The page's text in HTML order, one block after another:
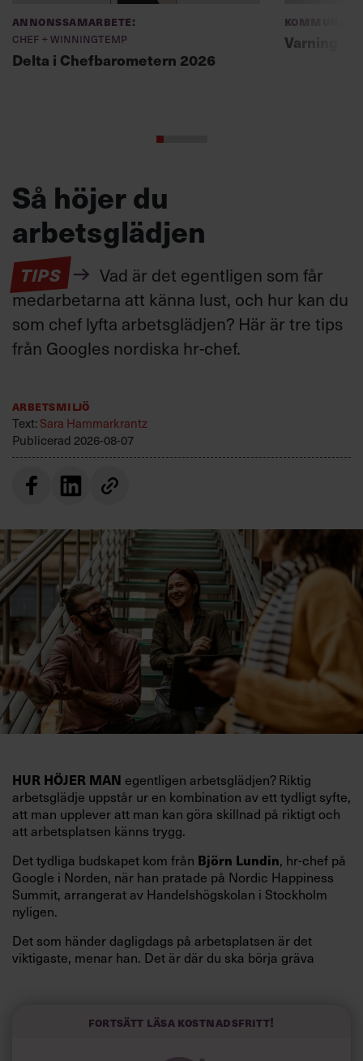
Annonssamarbete:
Chef + Winningtemp
Delta i Chefbarometern 2026
Varning
Så höjer du
arbetsglädjen
TIPS
Vad är det egentligen som får
medarbetarna att känna lust, och hur kan du
som chef lyfta arbetsglädjen? Här är tre tips
från Googles nordiska hr-chef.
Arbetsmiljö
Text:Sara Hammarkrantz
Publicerad 2026-08-07
HUR HÖJER MAN egentligen arbetsglädjen? Riktig
arbetsglädje uppstår ur en kombination av ett tydligt syfte,
att man upplever att man kan göra skillnad på riktigt och
att arbetsplatsen känns trygg.
Det tydliga budskapet kom från Björn Lundin, hr-chef på
Google i Norden, när han pratade på Nordic Happiness
Summit, arrangerat av Handelshögskolan i Stockholm
nyligen.
Det som händer dagligdags på arbetsplatsen är det
viktigaste, menar han. Det är där du ska börja gräva
och höjt arbetsglädjen på Google:
Fortsätt läsa kostnadsfritt!